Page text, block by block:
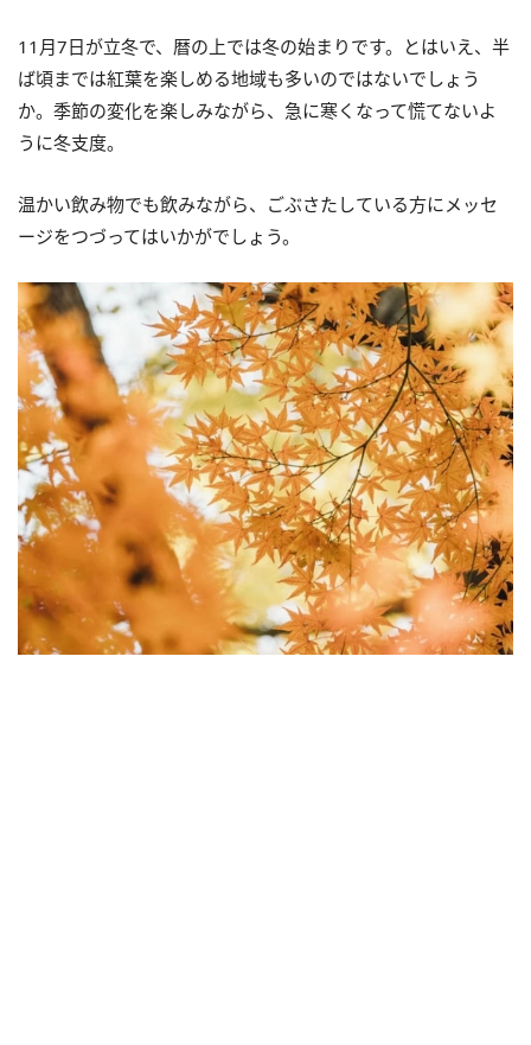
11月7日が立冬で、暦の上では冬の始まりです。とはいえ、半
ば頃までは紅葉を楽しめる地域も多いのではないでしょう
か。季節の変化を楽しみながら、急に寒くなって慌てないよ
うに冬支度。
温かい飲み物でも飲みながら、ごぶさたしている方にメッセ
ージをつづってはいかがでしょう。